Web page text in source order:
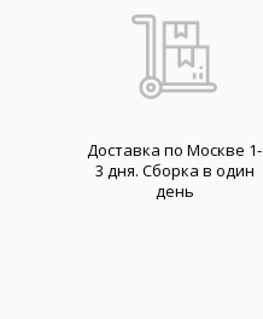
Доставка по Москве 1-
3 дня. Cборка в один
день